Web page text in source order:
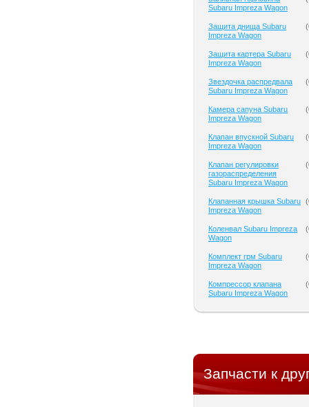
Subaru Impreza Wagon
Защита днища Subaru
Impreza Wagon
(
Защита картера Subaru
Impreza Wagon
(
Звездочка распредвала
Subaru Impreza Wagon
(
Камера сапуна Subaru
Impreza Wagon
(
Клапан впускной Subaru
Impreza Wagon
(
Клапан регулировки
газораспределения
Subaru Impreza Wagon
(
Клапанная крышка Subaru
Impreza Wagon
(
Коленвал Subaru Impreza
Wagon
(
Комплект грм Subaru
Impreza Wagon
(
Компрессор клапана
Subaru Impreza Wagon
(
Запчасти к